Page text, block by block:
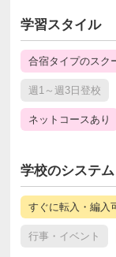
学習スタイル
合宿タイプのスク
週1～週3日登校
ネットコースあり
学校のシステム
すぐに転入・編入
行事・イベント